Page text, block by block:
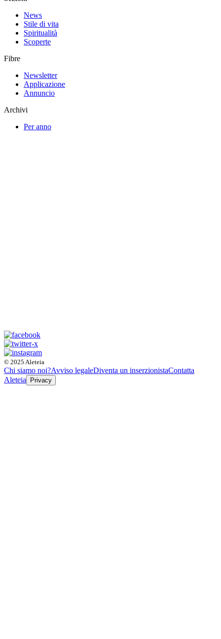
News
Stile di vita
Spiritualità
Scoperte
Fibre
Newsletter
Applicazione
Annuncio
Archivi
Per anno
© 2025 Aleteia
Chi siamo noi?Avviso legaleDiventa un inserzionistaContatta
Aleteia
Privacy